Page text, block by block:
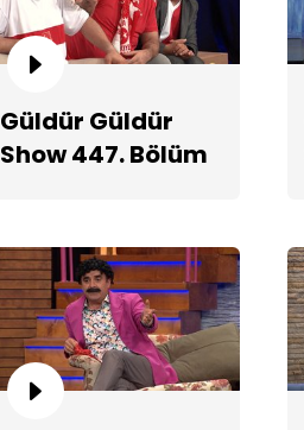
Güldür Güldür
Show 447. Bölüm